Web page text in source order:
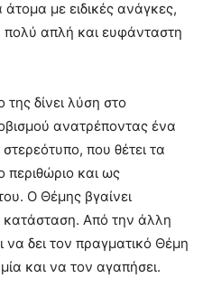
με ειδικές ανάγκες,
πολύ απλή και ευφάνταστη
της δίνει λύση στο
ανατρέποντας ένα
που θέτει τα
περιθώριο και ως
Ο Θέμης βγαίνει
κατάσταση. Από την άλλη
δει τον πραγματικό Θέμη
και να τον αγαπήσει.